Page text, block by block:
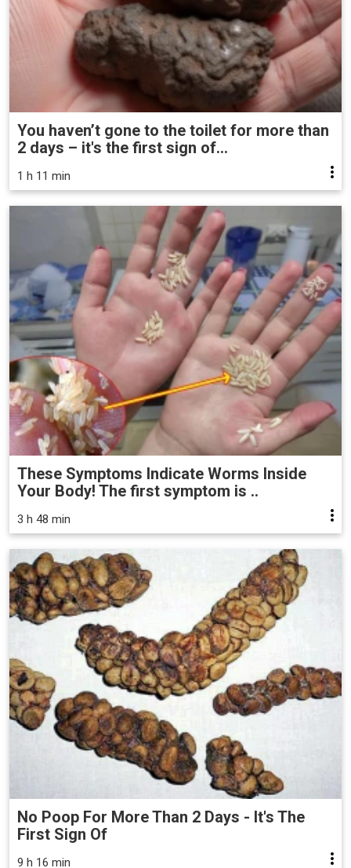
You haven’t gone to the toilet for more than
2 days – it's the first sign of...
1 h 11 min
These Symptoms Indicate Worms Inside
Your Body! The first symptom is ..
3 h 48 min
No Poop For More Than 2 Days - It's The
First Sign Of
9 h 16 min